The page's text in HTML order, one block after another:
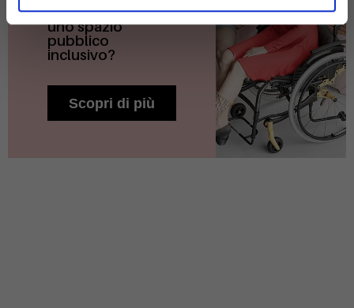
Come immagini
uno spazio
pubblico
inclusivo?
Scopri di più